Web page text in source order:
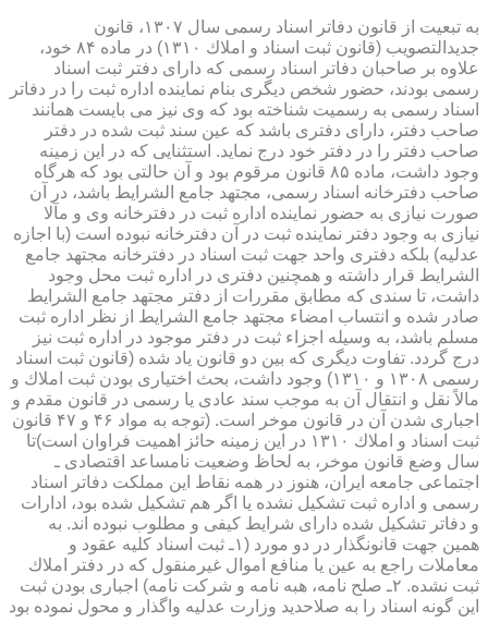
به تبعیت از قانون دفاتر اسناد رسمی سال ۱۳۰۷، قانون
جدیدالتصویب (قانون ثبت اسناد و املاك ۱۳۱۰) در ماده ۸۴ خود،
علاوه بر صاحبان دفاتر اسناد رسمی كه دارای دفتر ثبت اسناد
رسمی بودند، حضور شخص دیگری بنام نماینده اداره ثبت را در دفاتر
اسناد رسمی به رسمیت شناخته بود كه وی نیز می بایست همانند
صاحب دفتر، دارای دفتری باشد كه عین سند ثبت شده در دفتر
صاحب دفتر را در دفتر خود درج نماید. استثنایی كه در این زمینه
وجود داشت، ماده ۸۵ قانون مرقوم بود و آن حالتی بود كه هرگاه
صاحب دفترخانه اسناد رسمی، مجتهد جامع الشرایط باشد، در آن
صورت نیازی به حضور نماینده اداره ثبت در دفترخانه وی و مآلا
نیازی به وجود دفتر نماینده ثبت در آن دفترخانه نبوده است (با اجازه
عدلیه) بلكه دفتری واحد جهت ثبت اسناد در دفترخانه مجتهد جامع
الشرایط قرار داشته و همچنین دفتری در اداره ثبت محل وجود
داشت، تا سندی كه مطابق مقررات از دفتر مجتهد جامع الشرایط
صادر شده و انتساب امضاء مجتهد جامع الشرایط از نظر اداره ثبت
مسلم باشد، به وسیله اجزاء ثبت در دفتر موجود در اداره ثبت نیز
درج گردد. تفاوت دیگری كه بین دو قانون یاد شده (قانون ثبت اسناد
رسمی ۱۳۰۸ و ۱۳۱۰) وجود داشت، بحث اختیاری بودن ثبت املاك و
مالاً نقل و انتقال آن به موجب سند عادی یا رسمی در قانون مقدم و
اجباری شدن آن در قانون موخر است. (توجه به مواد ۴۶ و ۴۷ قانون
ثبت اسناد و املاك ۱۳۱۰ در این زمینه حائز اهمیت فراوان است)تا
سال وضع قانون موخر، به لحاظ وضعیت نامساعد اقتصادی ـ
اجتماعی جامعه ایران، هنوز در همه نقاط این مملكت دفاتر اسناد
رسمی و اداره ثبت تشكیل نشده یا اگر هم تشكیل شده بود، ادارات
و دفاتر تشكیل شده دارای شرایط كیفی و مطلوب نبوده اند. به
همین جهت قانونگذار در دو مورد (۱ـ ثبت اسناد كلیه عقود و
معاملات راجع به عین یا منافع اموال غیرمنقول كه در دفتر املاك
ثبت نشده. ۲ـ صلح نامه، هبه نامه و شركت نامه) اجباری بودن ثبت
این گونه اسناد را به صلاحدید وزارت عدلیه واگذار و محول نموده بود